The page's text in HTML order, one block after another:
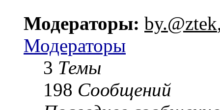
Модераторы: by.@ztek
Модераторы
3 Темы
198 Сообщений